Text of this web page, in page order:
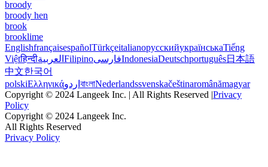
broody
broody hen
brook
brooklime
EnglishfrançaisespañolTürkçeitalianoрусскийукраїнськаTiếng
Việtहिन्दीالعربية FilipinoفارسیIndonesiaDeutschportuguês日本語
中文한국어
polskiΕλληνικάاردو বাংলাNederlandssvenskačeštinaromânămagyar
Copyright © 2024 Langeek Inc. | All Rights Reserved |Privacy
Policy
Copyright © 2024 Langeek Inc.
All Rights Reserved
Privacy Policy